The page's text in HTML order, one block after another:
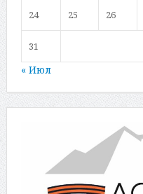
24 25 26
31
« Июл